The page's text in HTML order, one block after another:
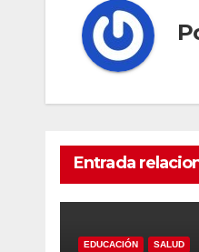
Entrada
EDUCACIÓN SALUD